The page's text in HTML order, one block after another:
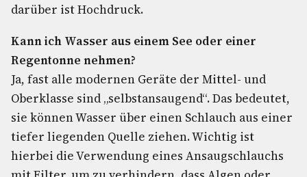
darüber ist Hochdruck.
Kann ich Wasser aus einem See oder einer
Regentonne nehmen?
Ja, fast alle modernen Geräte der Mittel- und
Oberklasse sind „selbstansaugend“. Das bedeutet,
sie können Wasser über einen Schlauch aus einer
tiefer liegenden Quelle ziehen. Wichtig ist
hierbei die Verwendung eines Ansaugschlauchs